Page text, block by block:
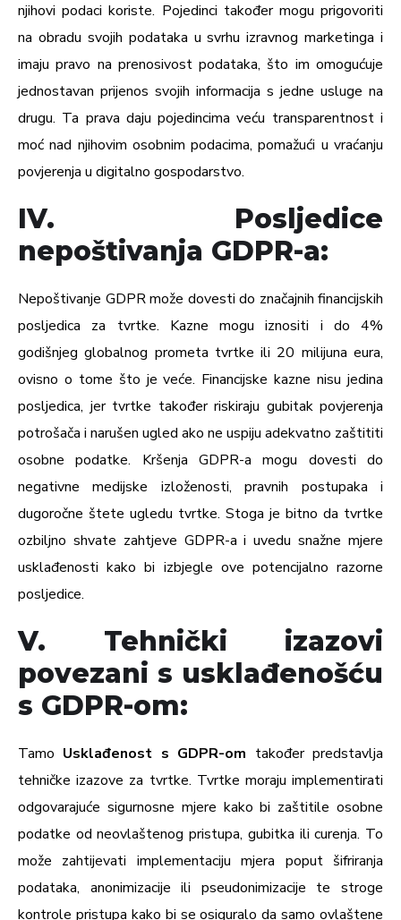
njihovi podaci koriste. Pojedinci također mogu prigovoriti
na obradu svojih podataka u svrhu izravnog marketinga i
imaju pravo na prenosivost podataka, što im omogućuje
jednostavan prijenos svojih informacija s jedne usluge na
drugu. Ta prava daju pojedincima veću transparentnost i
moć nad njihovim osobnim podacima, pomažući u vraćanju
povjerenja u digitalno gospodarstvo.
IV. Posljedice
nepoštivanja GDPR-a:
Nepoštivanje GDPRmože dovesti do značajnih financijskih
posljedica za tvrtke. Kazne mogu iznositi i do 4%
godišnjeg globalnog prometa tvrtke ili 20 milijuna eura,
ovisno o tome što je veće. Financijske kazne nisu jedina
posljedica, jer tvrtke također riskiraju gubitak povjerenja
potrošača i narušen ugled ako ne uspiju adekvatno zaštititi
osobne podatke. Kršenja GDPR-a mogu dovesti do
negativne medijske izloženosti, pravnih postupaka i
dugoročne štete ugledu tvrtke. Stoga je bitno da tvrtke
ozbiljno shvate zahtjeve GDPR-a i uvedu snažne mjere
usklađenosti kako bi izbjegle ove potencijalno razorne
posljedice.
V. Tehnički izazovi
povezani s usklađenošću
s GDPR-om:
Tamo Usklađenost s GDPR-om također predstavlja
tehničke izazove za tvrtke. Tvrtke moraju implementirati
odgovarajuće sigurnosne mjere kako bi zaštitile osobne
podatke od neovlaštenog pristupa, gubitka ili curenja. To
može zahtijevati implementaciju mjera poput šifriranja
podataka, anonimizacije ili pseudonimizacije te stroge
kontrole pristupa kako bi se osiguralo da samo ovlaštene